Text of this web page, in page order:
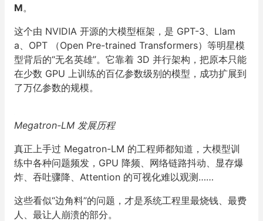
M。
这个由 NVIDIA 开源的大模型框架，是 GPT-3、Llam
a、OPT （Open Pre-trained Transformers）等明星模
型背后的“无名英雄”。它靠着 3D 并行架构，把原本只能
在少数 GPU 上训练的百亿参数级别的模型，成功扩展到
了万亿参数的规模。
Megatron-LM 发展历程
真正上手过 Megatron-LM 的工程师都知道，大模型训
练中各种问题频发，GPU 降频、网络链路抖动、显存爆
炸、吞吐骤降、Attention 的可视化难以观测……
这些看似“边角料”的问题，才是系统工程里最烧钱、最费
人、最让人崩溃的部分。